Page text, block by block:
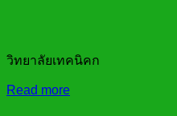
วิทยาลัยเทคนิคก
Read more